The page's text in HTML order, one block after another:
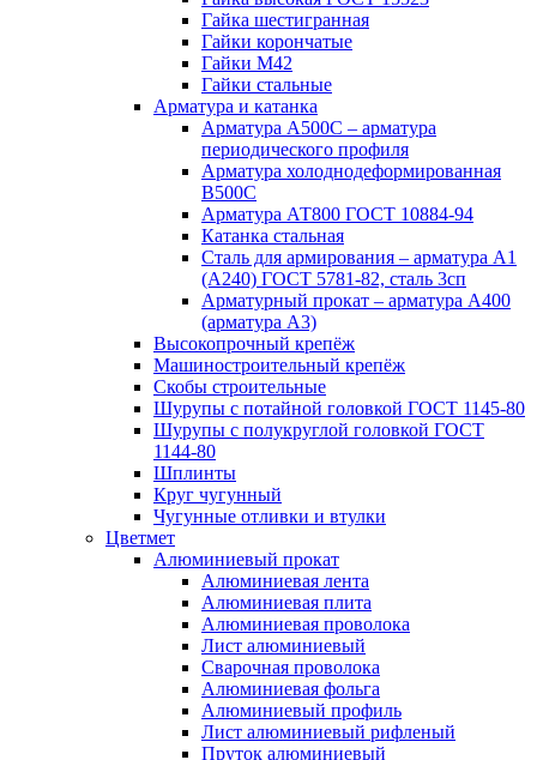
Гайка шестигранная
Гайки корончатые
Гайки М42
Гайки стальные
Арматура и катанка
Арматура А500С – арматура
периодического профиля
Арматура холоднодеформированная
В500С
Арматура АТ800 ГОСТ 10884-94
Катанка стальная
Сталь для армирования – арматура А1
(А240) ГОСТ 5781-82, сталь 3сп
Арматурный прокат – арматура А400
(арматура А3)
Высокопрочный крепёж
Машиностроительный крепёж
Скобы строительные
Шурупы с потайной головкой ГОСТ 1145-80
Шурупы с полукруглой головкой ГОСТ
1144-80
Шплинты
Круг чугунный
Чугунные отливки и втулки
Цветмет
Алюминиевый прокат
Алюминиевая лента
Алюминиевая плита
Алюминиевая проволока
Лист алюминиевый
Сварочная проволока
Алюминиевая фольга
Алюминиевый профиль
Лист алюминиевый рифленый
Пруток алюминиевый